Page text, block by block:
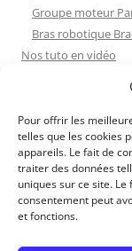
Pour offrir les
telles que les cookies
appareils. Le fait de
traiter des données
uniques sur ce site.
consentement peut
et fonctions.
Groupe moteur
Bras robotique
Nos tuto en vidéo
Les Moteurs Pas à
Projets Processing
Amélioration de
Tir sportif
Fichiers dessin
Fichiers dessin
Contact et mentions